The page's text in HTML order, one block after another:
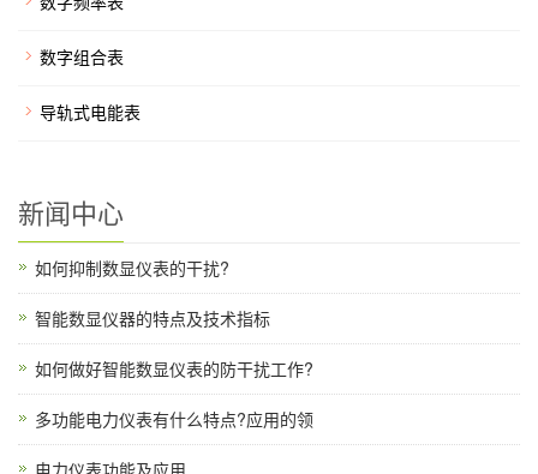
数字组合表
导轨式电能表
新闻中心
如何抑制数显仪表的干扰?
智能数显仪器的特点及技术指标
如何做好智能数显仪表的防干扰工作?
多功能电力仪表有什么特点?应用的领
电力仪表功能及应用